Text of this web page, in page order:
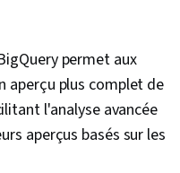
cas, Intelligence
de données,
L'activation de l'IA,
Collecte de données,
permet aux
aperçu plus complet de
l'analyse avancée
aperçus basés sur les